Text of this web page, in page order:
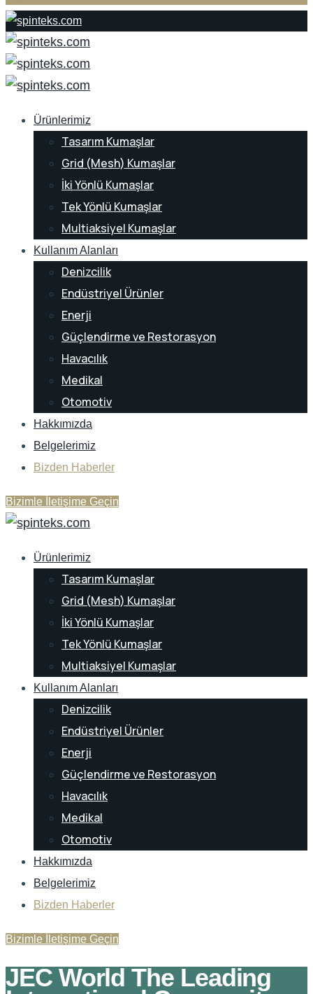
Ürünlerimiz
Tasarım Kumaşlar
Grid (Mesh) Kumaşlar
İki Yönlü Kumaşlar
Tek Yönlü Kumaşlar
Multiaksiyel Kumaşlar
Kullanım Alanları
Denizcilik
Endüstriyel Ürünler
Enerji
Güçlendirme ve Restorasyon
Havacılık
Medikal
Otomotiv
Hakkımızda
Belgelerimiz
Bizden Haberler
Bizimle İletişime Geçin
Ürünlerimiz
Tasarım Kumaşlar
Grid (Mesh) Kumaşlar
İki Yönlü Kumaşlar
Tek Yönlü Kumaşlar
Multiaksiyel Kumaşlar
Kullanım Alanları
Denizcilik
Endüstriyel Ürünler
Enerji
Güçlendirme ve Restorasyon
Havacılık
Medikal
Otomotiv
Hakkımızda
Belgelerimiz
Bizden Haberler
Bizimle İletişime Geçin
JEC World The Leading